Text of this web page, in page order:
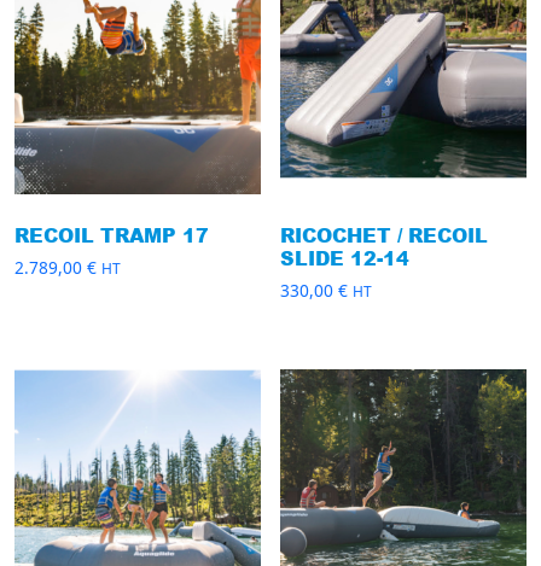
RECOIL TRAMP 17
2.789,00 € HT
RICOCHET / RECOIL
SLIDE 12-14
330,00€ HT